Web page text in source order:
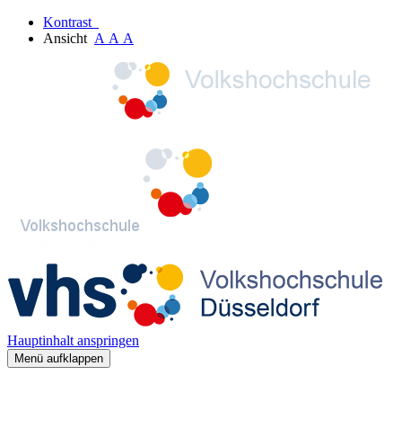
Kontrast
Ansicht A A A
Hauptinhalt anspringen
Menü aufklappen